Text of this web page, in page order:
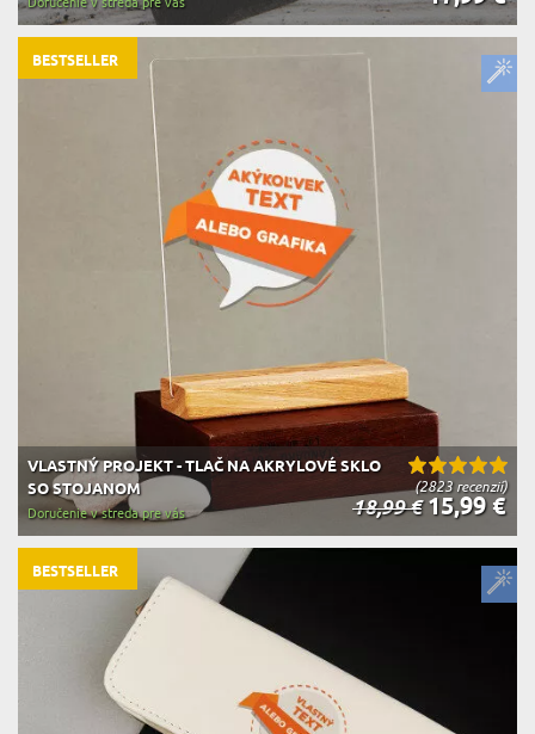
(2823 recenzií)
VLASTNÝ PROJEKT - TLAČ NA AKRYLOVÉ SKLO
SO STOJANOM
18,99 €15,99 €
Doručenie v streda pre vás
BESTSELLER
BESTSELLER